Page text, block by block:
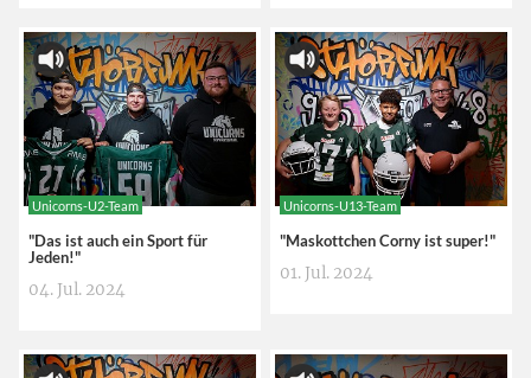
Unicorns-U2-Team
"Das ist auch ein Sport für
Jeden!"
04. Jul. 2024
Unicorns-U13-Team
"Maskottchen Corny ist super!"
01. Jul. 2024